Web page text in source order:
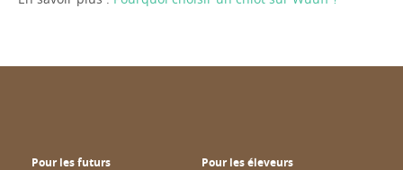
Pour les futurs
Pour les éleveurs